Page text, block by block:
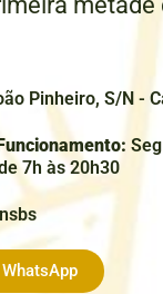
Pinheiro, S/N -
7h às 20h30